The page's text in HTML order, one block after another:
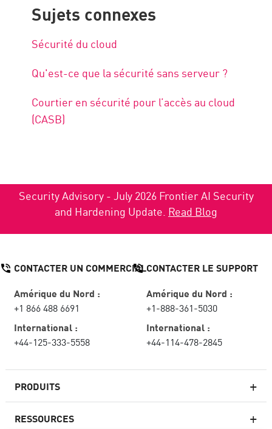
Sujets connexes
Sécurité du cloud
Qu'est-ce que la sécurité sans serveur ?
Courtier en sécurité pour l’accès au cloud
(CASB)
Security Advisory - July 2026 Frontier AI Security
and Hardening Update. Read Blog
PRODUITS
RESSOURCES
CONTACTER UN COMMERCIAL
Amérique du Nord :
+1 866 488 6691
International :
+44-125-333-5558
CONTACTER LE SUPPORT
Amérique du Nord :
+1-888-361-5030
International :
+44-114-478-2845